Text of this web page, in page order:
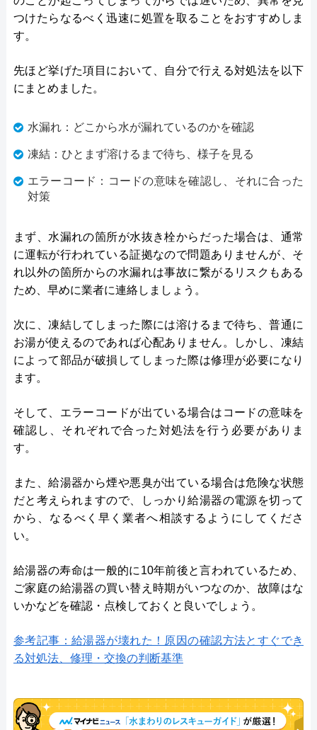
つけたらなるべく迅速に処置を取ることをおすすめしま
す。
先ほど挙げた項目において、自分で行える対処法を以下
にまとめました。
水漏れ：どこから水が漏れているのかを確認
凍結：ひとまず溶けるまで待ち、様子を見る
エラーコード：コードの意味を確認し、それに合った
対策
まず、水漏れの箇所が水抜き栓からだった場合は、通常
に運転が行われている証拠なので問題ありませんが、そ
れ以外の箇所からの水漏れは事故に繋がるリスクもある
ため、早めに業者に連絡しましょう。
次に、凍結してしまった際には溶けるまで待ち、普通に
お湯が使えるのであれば心配ありません。しかし、凍結
によって部品が破損してしまった際は修理が必要になり
ます。
そして、エラーコードが出ている場合はコードの意味を
確認し、それぞれで合った対処法を行う必要がありま
す。
また、給湯器から煙や悪臭が出ている場合は危険な状態
だと考えられますので、しっかり給湯器の電源を切って
から、なるべく早く業者へ相談するようにしてくださ
い。
給湯器の寿命は一般的に10年前後と言われているため、
ご家庭の給湯器の買い替え時期がいつなのか、故障はな
いかなどを確認・点検しておくと良いでしょう。
参考記事：給湯器が壊れた！原因の確認方法とすぐでき
る対処法、修理・交換の判断基準